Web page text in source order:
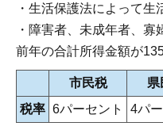
・生活保護法によって
・障害者、未成年者、
前年の合計所得金額が
市民税
県
税率 6パーセント 4パ